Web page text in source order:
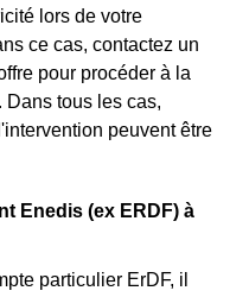
lors de votre
ce cas, contactez un
pour procéder à la
tous les cas,
peuvent être
Enedis (ex ERDF) à
particulier ErDF, il